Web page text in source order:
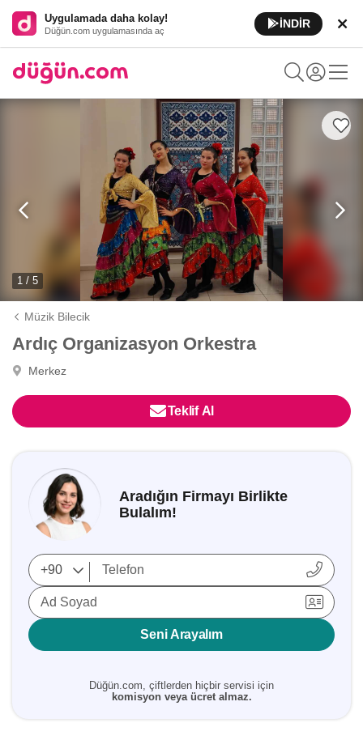
Uygulamada daha kolay!
Düğün.com uygulamasında aç
İNDİR
1 / 5
Müzik Bilecik
Ardıç Organizasyon Orkestra
Merkez
Teklif Al
Aradığın Firmayı Birlikte
Bulalım!
Ad Soyad
Seni Arayalım
Düğün.com, çiftlerden hiçbir servisi için
komisyon veya ücret almaz.